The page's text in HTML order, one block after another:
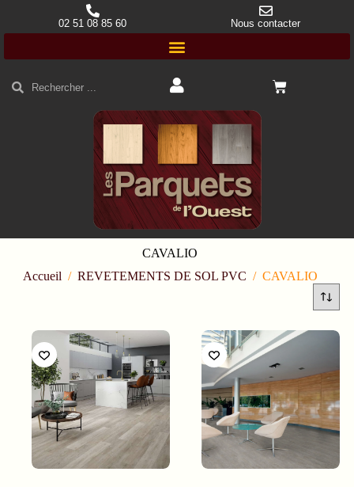
02 51 08 85 60 Nous contacter
CAVALIO
Accueil / REVETEMENTS DE SOL PVC / CAVALIO